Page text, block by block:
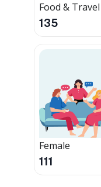
Food & Travel
135
Female
111